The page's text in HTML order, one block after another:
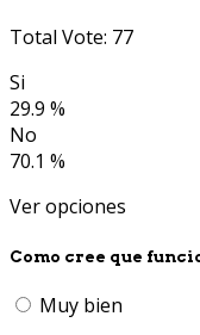
Total Vote: 77
Si
29.9 %
No
70.1 %
Ver opciones
Como cree que
Muy bien